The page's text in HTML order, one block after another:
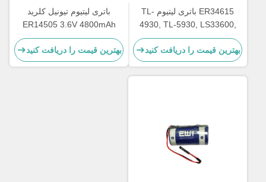
ER34615 باتری لیتیوم TL-
4930, TL-5930, LS33600,
LS33600C, XL-200F, XL-
205F, SB-D01, SB-D02, PT-
2300
بهترین قیمت را دریافت کنید
باتری لیتیوم تیونیل کلرید
ER14505 3.6V 4800mAh
بهترین قیمت را دریافت کنید